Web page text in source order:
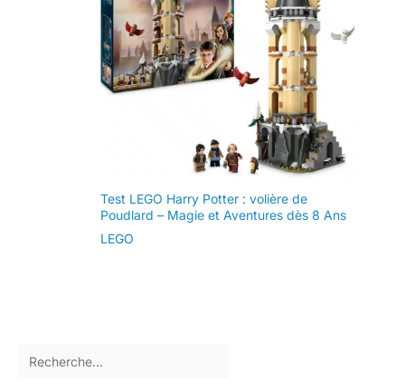
Test LEGO Harry Potter : volière de
Poudlard – Magie et Aventures dès 8 Ans
LEGO